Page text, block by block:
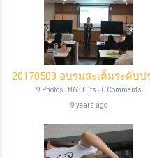
9 Photos ‧ 863 Hits ‧ 0 Comments
9 years ago